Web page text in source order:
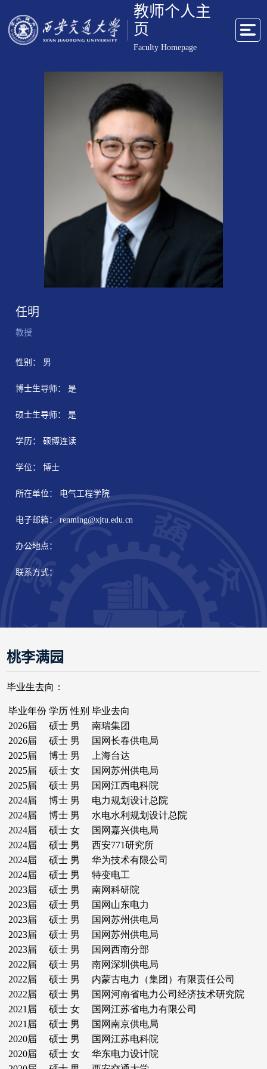
教师个人主
页
Faculty Homepage
任明
教授
性别： 男
博士生导师： 是
硕士生导师： 是
学历： 硕博连读
学位： 博士
所在单位： 电气工程学院
电子邮箱：renming@xjtu.edu.cn
办公地点：
联系方式：
桃李满园